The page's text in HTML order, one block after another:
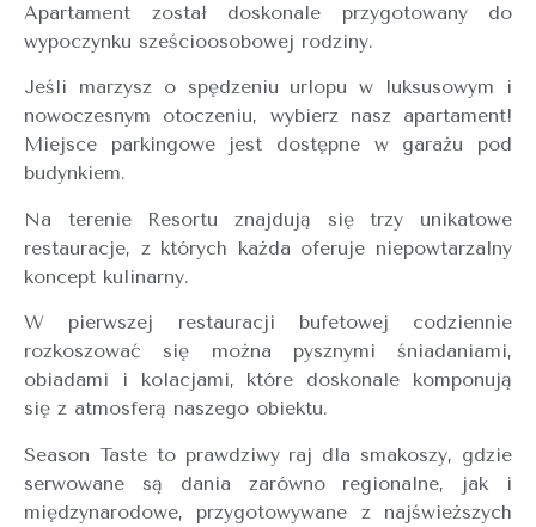
Apartament został doskonale przygotowany do
wypoczynku sześcioosobowej rodziny.
Jeśli marzysz o spędzeniu urlopu w luksusowym i
nowoczesnym otoczeniu, wybierz nasz apartament!
Miejsce parkingowe jest dostępne w garażu pod
budynkiem.
Na terenie Resortu znajdują się trzy unikatowe
restauracje, z których każda oferuje niepowtarzalny
koncept kulinarny.
W pierwszej restauracji bufetowej codziennie
rozkoszować się można pysznymi śniadaniami,
obiadami i kolacjami, które doskonale komponują
się z atmosferą naszego obiektu.
Season Taste to prawdziwy raj dla smakoszy, gdzie
serwowane są dania zarówno regionalne, jak i
międzynarodowe, przygotowywane z najświeższych